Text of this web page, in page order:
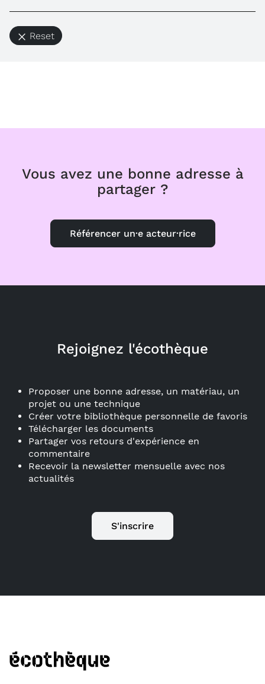
Reset
Vous avez une bonne adresse à
partager ?
Référencer un·e acteur·rice
Rejoignez l'écothèque
Proposer une bonne adresse, un matériau, un
projet ou une technique
Créer votre bibliothèque personnelle de favoris
Télécharger les documents
Partager vos retours d'expérience en
commentaire
Recevoir la newsletter mensuelle avec nos
actualités
S'inscrire